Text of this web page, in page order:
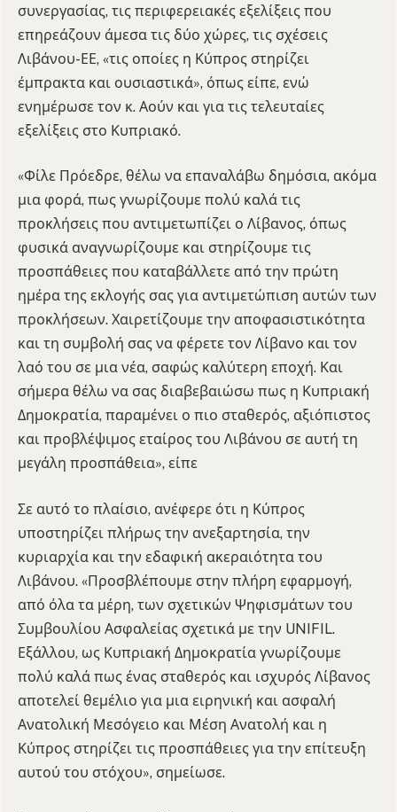
συνεργασίας, τις περιφερειακές εξελίξεις που
επηρεάζουν άμεσα τις δύο χώρες, τις σχέσεις
Λιβάνου-ΕΕ, «τις οποίες η Κύπρος στηρίζει
έμπρακτα και ουσιαστικά», όπως είπε, ενώ
ενημέρωσε τον κ. Αούν και για τις τελευταίες
εξελίξεις στο Κυπριακό.
«Φίλε Πρόεδρε, θέλω να επαναλάβω δημόσια, ακόμα
μια φορά, πως γνωρίζουμε πολύ καλά τις
προκλήσεις που αντιμετωπίζει ο Λίβανος, όπως
φυσικά αναγνωρίζουμε και στηρίζουμε τις
προσπάθειες που καταβάλλετε από την πρώτη
ημέρα της εκλογής σας για αντιμετώπιση αυτών των
προκλήσεων. Χαιρετίζουμε την αποφασιστικότητα
και τη συμβολή σας να φέρετε τον Λίβανο και τον
λαό του σε μια νέα, σαφώς καλύτερη εποχή. Και
σήμερα θέλω να σας διαβεβαιώσω πως η Κυπριακή
Δημοκρατία, παραμένει ο πιο σταθερός, αξιόπιστος
και προβλέψιμος εταίρος του Λιβάνου σε αυτή τη
μεγάλη προσπάθεια», είπε
Σε αυτό το πλαίσιο, ανέφερε ότι η Κύπρος
υποστηρίζει πλήρως την ανεξαρτησία, την
κυριαρχία και την εδαφική ακεραιότητα του
Λιβάνου. «Προσβλέπουμε στην πλήρη εφαρμογή,
από όλα τα μέρη, των σχετικών Ψηφισμάτων του
Συμβουλίου Ασφαλείας σχετικά με την UNIFIL.
Εξάλλου, ως Κυπριακή Δημοκρατία γνωρίζουμε
πολύ καλά πως ένας σταθερός και ισχυρός Λίβανος
αποτελεί θεμέλιο για μια ειρηνική και ασφαλή
Ανατολική Μεσόγειο και Μέση Ανατολή και η
Κύπρος στηρίζει τις προσπάθειες για την επίτευξη
αυτού του στόχου», σημείωσε.